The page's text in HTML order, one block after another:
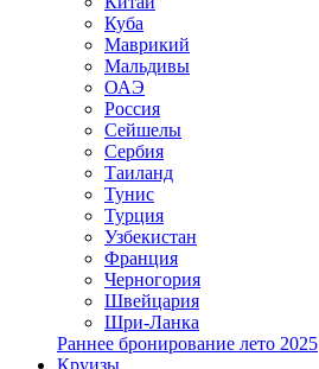
Куба
Маврикий
Мальдивы
ОАЭ
Россия
Сейшелы
Сербия
Таиланд
Тунис
Турция
Узбекистан
Франция
Черногория
Швейцария
Шри-Ланка
Раннее бронирование лето 2025
Круизы